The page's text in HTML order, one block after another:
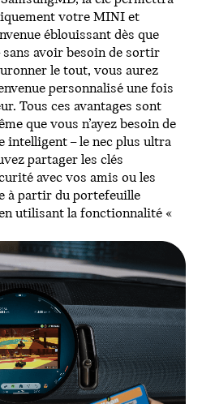
votre MINI et
éblouissant dès que
avoir besoin de sortir
le tout, vous aurez
personnalisé une fois
Tous ces avantages sont
que vous n’ayez besoin de
intelligent – le nec plus ultra
partager les clés
avec vos amis ou les
à partir du portefeuille
utilisant la fonctionnalité «